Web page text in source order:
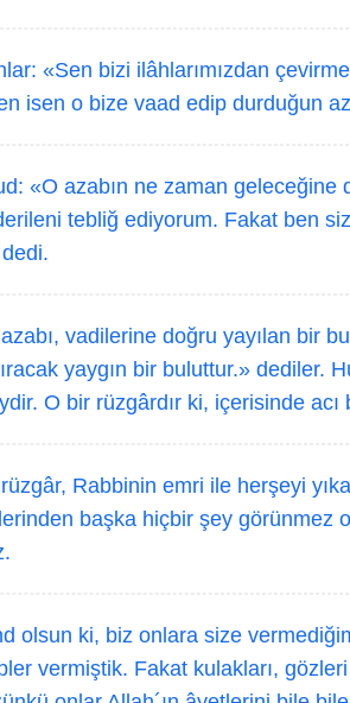
«Sen bizi ilâhlarımızdan
isen o bize vaad edip durduğun
«O azabın ne zaman geleceğine
tebliğ ediyorum. Fakat ben
vadilerine doğru yayılan bir
yaygın bir buluttur.» dediler.
O bir rüzgârdır ki, içerisinde acı
Rabbinin emri ile herşeyi
başka hiçbir şey görünmez
olsun ki, biz onlara size
vermiştik. Fakat kulakları,